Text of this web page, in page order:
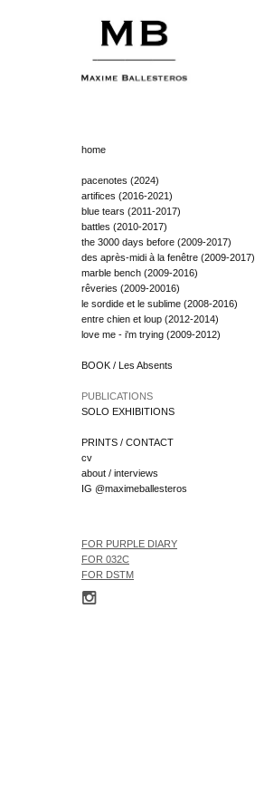
home
pacenotes (2024)
artifices (2016-2021)
blue tears (2011-2017)
battles (2010-2017)
the 3000 days before (2009-2017)
des après-midi à la fenêtre (2009-2017)
marble bench (2009-2016)
rêveries (2009-20016)
le sordide et le sublime (2008-2016)
entre chien et loup (2012-2014)
love me - i'm trying (2009-2012)
BOOK / Les Absents
PUBLICATIONS
SOLO EXHIBITIONS
PRINTS / CONTACT
cv
about / interviews
IG @maximeballesteros
FOR PURPLE DIARY
FOR 032C
FOR DSTM